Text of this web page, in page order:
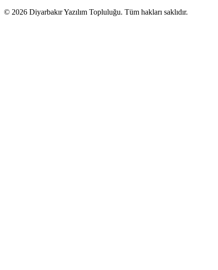
© 2026 Diyarbakır Yazılım Topluluğu. Tüm hakları saklıdır.